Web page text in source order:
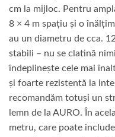
cm la mijloc. Pentru
8 × 4 m spațiu și o
au un diametru de cca.
stabili – nu se clatină
îndeplinește cele mai
și foarte rezistentă la
recomandăm totuși un
lemn de la AURO. În
metru, care poate